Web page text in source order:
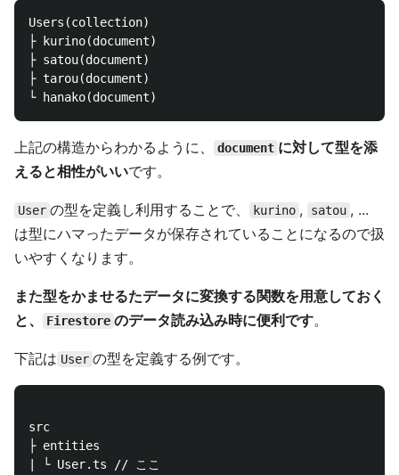
Users(collection)
├ kurino(document)
├ satou(document)
├ tarou(document)
上記の構造からわかるように、 document に対して型を添
えると相性がいいです。
User の型を定義し利用することで、 kurino , satou , ...
は型にハマったデータが保存されていることになるので扱
いやすくなります。
また型をかませるたデータに変換する関数を用意しておく
と、
Firestore のデータ読み込み時に便利です。
下記は User の型を定義する例です。
src
├ entities
| └ User.ts // ここ